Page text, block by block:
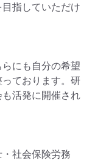
指していただけ
にも自分の希望
ております。研
活発に開催され
社会保険労務